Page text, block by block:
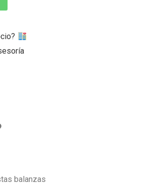
balanzas